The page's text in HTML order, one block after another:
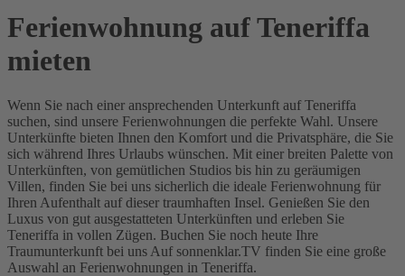
Ferienwohnung auf Teneriffa
mieten
Wenn Sie nach einer ansprechenden Unterkunft auf Teneriffa
suchen, sind unsere Ferienwohnungen die perfekte Wahl. Unsere
Unterkünfte bieten Ihnen den Komfort und die Privatsphäre, die Sie
sich während Ihres Urlaubs wünschen. Mit einer breiten Palette von
Unterkünften, von gemütlichen Studios bis hin zu geräumigen
Villen, finden Sie bei uns sicherlich die ideale Ferienwohnung für
Ihren Aufenthalt auf dieser traumhaften Insel. Genießen Sie den
Luxus von gut ausgestatteten Unterkünften und erleben Sie
Teneriffa in vollen Zügen. Buchen Sie noch heute Ihre
Traumunterkunft bei uns Auf sonnenklar.TV finden Sie eine große
Auswahl an Ferienwohnungen in Teneriffa.